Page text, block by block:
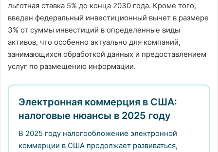
льготная ставка 5% до конца 2030 года. Кроме того,
введен федеральный инвестиционный вычет в размере
3% от суммы инвестиций в определенные виды
активов, что особенно актуально для компаний,
занимающихся обработкой данных и предоставлением
услуг по размещению информации.
Электронная коммерция в США:
налоговые нюансы в 2025 году
В 2025 году налогообложение электронной
коммерции в США продолжает развиваться,